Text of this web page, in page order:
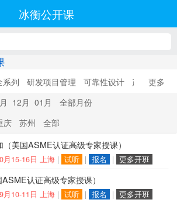
冰衡公开课
系列 研发项目管理 可靠性设计 产品优化设
更多
12月 01月
全部月份
庆 苏州 全部
美国ASME认证高级专家授课）
月15-16日 上海 | 试听 | 报名 | 更多开班
认证高级专家授课）
月10-11日 上海 | 试听 | 报名 | 更多开班